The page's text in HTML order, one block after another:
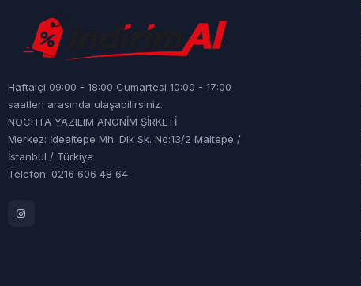
Haftaiçi 09:00 - 18:00 Cumartesi 10:00 - 17:00
saatleri arasında ulaşabilirsiniz.
NOCHTA YAZILIM ANONİM ŞİRKETİ
Merkez: İdealtepe Mh. Dik Sk. No:13/2 Maltepe /
İstanbul / Türkiye
Telefon: 0216 606 48 64